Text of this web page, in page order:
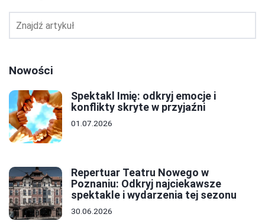
Nowości
Spektakl Imię: odkryj emocje i
konflikty skryte w przyjaźni
01.07.2026
Repertuar Teatru Nowego w
Poznaniu: Odkryj najciekawsze
spektakle i wydarzenia tej sezonu
30.06.2026